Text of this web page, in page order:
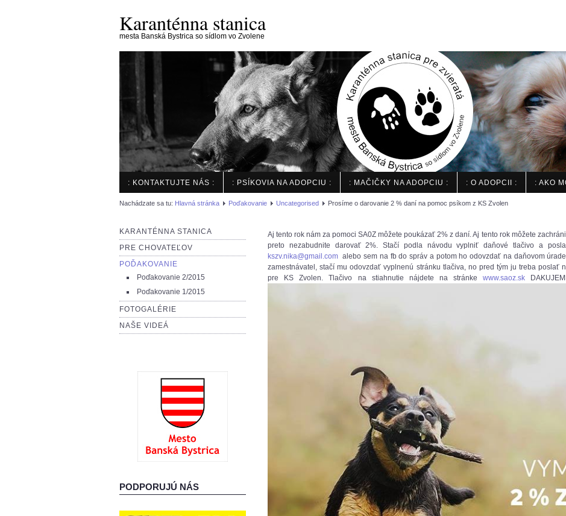
Karanténna stanica
mesta Banská Bystrica so sídlom vo Zvolene
: KONTAKTUJTE NÁS : : PSÍKOVIA NA ADOPCIU : : MAČIČKY NA ADOPCIU : : O ADOPCII : : AKO
Nachádzate sa tu: Hlavná stránka Poďakovanie Uncategorised Prosíme o darovanie 2 % daní na pomoc psíkom z KS Zvolen
KARANTÉNNA STANICA
PRE CHOVATEĽOV
POĎAKOVANIE
Poďakovanie 2/2015
Poďakovanie 1/2015
FOTOGALÉRIE
NAŠE VIDEÁ
PODPORUJÚ NÁS
Aj tento rok nám za pomoci SA0Z môžete poukázať 2% z daní. Aj tento rok môžete
preto nezabudnite darovať 2%. Stačí podla návodu vyplniť daňové tlačivo a
kszv.nika@gmail.com alebo sem na fb do správ a potom ho odovzdať na daňovom
zamestnávatel, stačí mu odovzdať vyplnenú stránku tlačiva, no pred tým ju treba poslať
pre KS Zvolen. Tlačivo na stiahnutie nájdete na stránkewww.saoz.sk